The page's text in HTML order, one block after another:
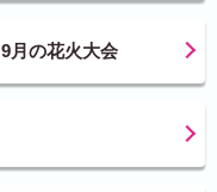
9月の花火大会